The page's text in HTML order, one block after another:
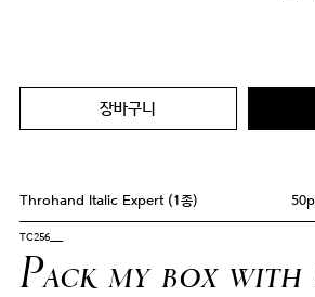
장바구니
Throhand Italic Expert (1종) 50
TC256___
Pack my box